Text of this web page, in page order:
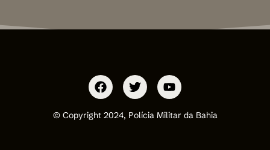
© Copyright 2024, Polícia Militar da Bahia